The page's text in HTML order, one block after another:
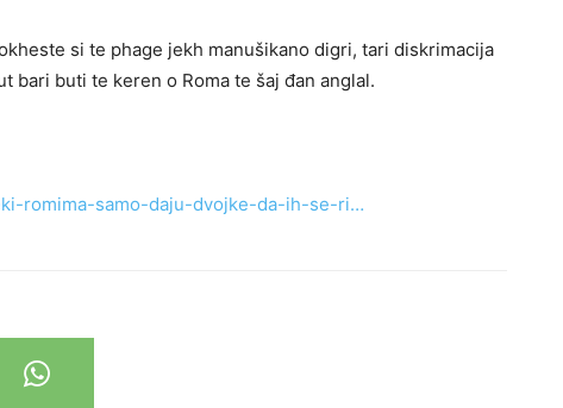
si te phage jekh manušikano digri, tari diskrimacija
bari buti te keren o Roma te šaj đan anglal.
romima-samo-daju-dvojke-da-ih-se-ri…